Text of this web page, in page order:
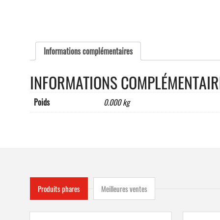
Informations complémentaires
INFORMATIONS
Poids 0.000 kg
Produits phares Meilleures ventes